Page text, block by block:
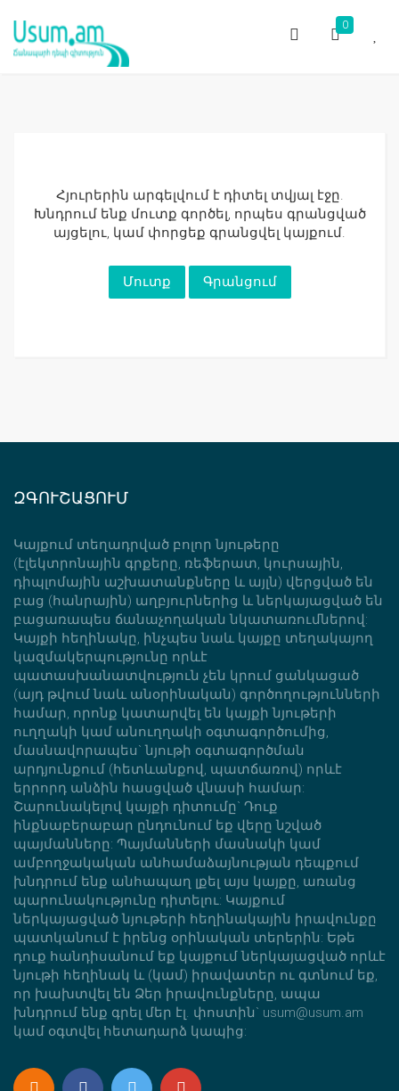
0
Հյուրերին արգելվում է դիտել տվյալ էջը.
Խնդրում ենք մուտք գործել, որպես գրանցված
այցելու, կամ փորցեք գրանցվել կայքում.
Մուտք Գրանցում
ԶԳՈՒՇԱՑՈՒՄ
Կայքում տեղադրված բոլոր նյութերը
(էլեկտրոնային գրքերը, ռեֆերատ, կուրսային,
դիպլոմային աշխատանքները և այլն) վերցված են
բաց (հանրային) աղբյուրներից և ներկայացված են
բացառապես ճանաչողական նկատառումներով:
Կայքի հեղինակը, ինչպես նաև կայքը տեղակայող
կազմակերպությունը որևէ
պատասխանատվություն չեն կրում ցանկացած
(այդ թվում նաև անօրինական) գործողությունների
համար, որոնք կատարվել են կայքի նյութերի
ուղղակի կամ անուղղակի օգտագործումից,
մասնավորապես` նյութի օգտագործման
արդյունքում (հետևանքով, պատճառով) որևէ
երրորդ անձին հասցված վնասի համար:
Շարունակելով կայքի դիտումը` Դուք
ինքնաբերաբար ընդունում եք վերը նշված
պայմանները: Պայմանների մասնակի կամ
ամբողջակական անհամաձայնության դեպքում
խնդրում ենք անհապաղ լքել այս կայքը, առանց
պարունակությունը դիտելու: Կայքում
ներկայացված նյութերի հեղինակային իրավունքը
պատկանում է իրենց օրինական տերերին: Եթե
դուք հանդիսանում եք կայքում ներկայացված որևէ
նյութի հեղինակ և (կամ) իրավատեր ու գտնում եք,
որ խախտվել են Ձեր իրավունքները, ապա
խնդրում ենք գրել մեր էլ. փոստին` usum@usum.am
կամ օգտվել հետադարձ կապից: